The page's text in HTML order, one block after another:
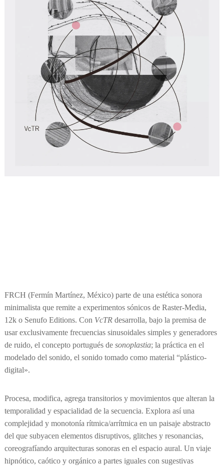
FRCH (Fermín Martínez, México) parte de una estética sonora
minimalista que remite a experimentos sónicos de Raster-Media,
12k o Senufo Editions. Con VcTRdesarrolla, bajo la premisa de
usar exclusivamente frecuencias sinusoidales simples y generadores
de ruido, el concepto portugués de sonoplastia; la práctica en el
modelado del sonido, el sonido tomado como material “plástico-
digital».
Procesa, modifica, agrega transitorios y movimientos que alteran la
temporalidad y espacialidad de la secuencia. Explora así una
complejidad y monotonía rítmica/arrítmica en un paisaje abstracto
del que subyacen elementos disruptivos, glitches y resonancias,
coreografíando arquitecturas sonoras en el espacio aural. Un viaje
hipnótico, caótico y orgánico a partes iguales con sugestivas